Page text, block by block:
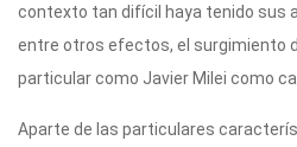
contexto tan difícil haya tenido sus
entre otros efectos, el surgimiento
particular como Javier Milei como
Aparte de las particulares